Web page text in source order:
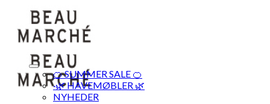
content
🍊 SUMMER SALE 🍊
·🌿 HAVEMØBLER 🌿
NYHEDER